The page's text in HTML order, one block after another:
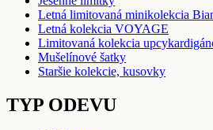
Letná limitovaná minikolekcia
Letná kolekcia VOYAGE
Limitovaná kolekcia
Mušelínové šatky
Staršie kolekcie, kusovky
TYP ODEVU